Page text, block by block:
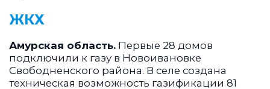
ЖКХ
Амурская область. Первые 28 домов
подключили к газу в Новоивановке
Свободненского района. В селе создана
техническая возможность газификации 81